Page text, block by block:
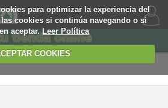
para optimizar la experiencia del
cookies si continúa navegando o si
aceptar.Leer Política
COOKIES